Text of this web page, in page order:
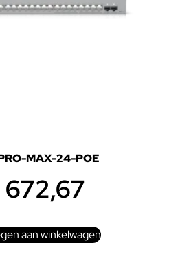
MAX-24-POE
672,67
aan winkelwagen